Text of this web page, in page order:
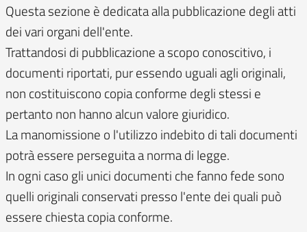
Questa sezione è dedicata alla pubblicazione degli atti
dei vari organi dell'ente.
Trattandosi di pubblicazione a scopo conoscitivo, i
documenti riportati, pur essendo uguali agli originali,
non costituiscono copia conforme degli stessi e
pertanto non hanno alcun valore giuridico.
La manomissione o l'utilizzo indebito di tali documenti
potrà essere perseguita a norma di legge.
In ogni caso gli unici documenti che fanno fede sono
quelli originali conservati presso l'ente dei quali può
essere chiesta copia conforme.